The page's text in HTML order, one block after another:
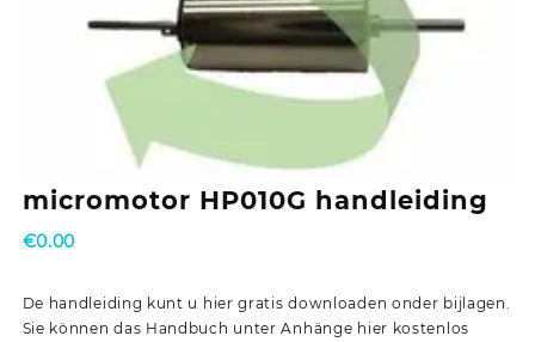
micromotor HP010G handleiding
€0.00
De handleiding kunt u hier gratis downloaden onder bijlagen.
Sie können das Handbuch unter Anhänge hier kostenlos